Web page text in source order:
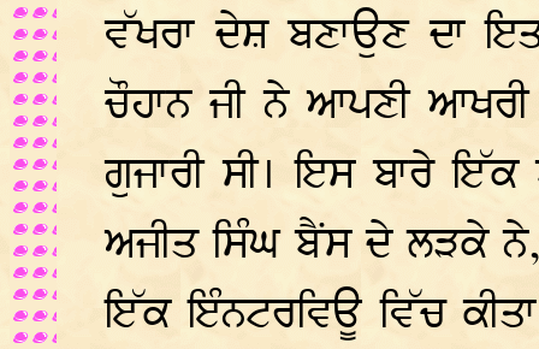
ਵੱਖਰਾ ਦੇਸ਼ ਬਣਾਉਣ ਦਾ
ਚੌਹਾਨ ਜੀ ਨੇ ਆਪਣੀ
ਗੁਜਾਰੀ ਸੀ। ਇਸ ਬਾਰੇ ਇੱਕ
ਅਜੀਤ ਸਿੰਘ ਬੈਂਸ ਦੇ ਲੜਕੇ
ਇੱਕ ਇੰਨਟਰਵਿਊ ਵਿੱਚ